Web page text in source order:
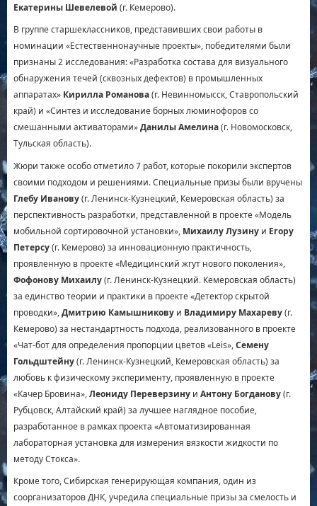
Екатерины Шевелевой (г. Кемерово).
В группе старшеклассников, представивших свои работы в
номинации «Естественнонаучные проекты», победителями были
признаны 2 исследования: «Разработка состава для визуального
обнаружения течей (сквозных дефектов) в промышленных
аппаратах» Кирилла Романова(г. Невинномысск, Ставропольский
край) и «Синтез и исследование борных люминофоров со
смешанными активаторами»Данилы Амелина(г. Новомосковск,
Тульская область).
Жюри также особо отметило 7 работ, которые покорили экспертов
своими подходом и решениями. Специальные призы были вручены
Глебу Иванову(г. Ленинск-Кузнецкий, Кемеровская область) за
перспективность разработки, представленной в проекте «Модель
мобильной сортировочной установки», Михаилу Лузинуи Егору
Петерсу(г. Кемерово) за инновационную практичность,
проявленную в проекте «Медицинский жгут нового поколения»,
Фофонову Михаилу(г. Ленинск-Кузнецкий. Кемеровская область)
за единство теории и практики в проекте «Детектор скрытой
проводки»,Дмитрию Камышниковуи Владимиру Махареву(г.
Кемерово) за нестандартность подхода, реализованного в проекте
«Чат-бот для определения пропорции цветов «Leis»,Семену
Гольдштейну(г. Ленинск-Кузнецкий, Кемеровская область) за
любовь к физическому эксперименту, проявленную в проекте
«Качер Бровина»,Леониду Переверзинуи Антону Богданову(г.
Рубцовск, Алтайский край) за лучшее наглядное пособие,
разработанное в рамках проекта «Автоматизированная
лабораторная установка для измерения вязкости жидкости по
методу Стокса».
Кроме того, Сибирская генерирующая компания, один из
соорганизаторов ДНК, учредила специальные призы за смелость и